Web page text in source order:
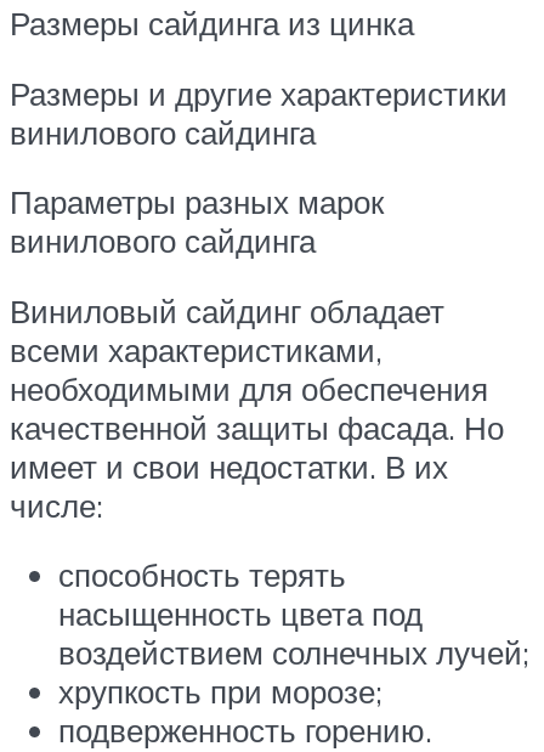
Размеры сайдинга из цинка
Размеры и другие характеристики
винилового сайдинга
Параметры разных марок
винилового сайдинга
Виниловый сайдинг обладает
всеми характеристиками,
необходимыми для обеспечения
качественной защиты фасада. Но
имеет и свои недостатки. В их
числе:
способность терять
насыщенность цвета под
воздействием солнечных лучей;
хрупкость при морозе;
подверженность горению.